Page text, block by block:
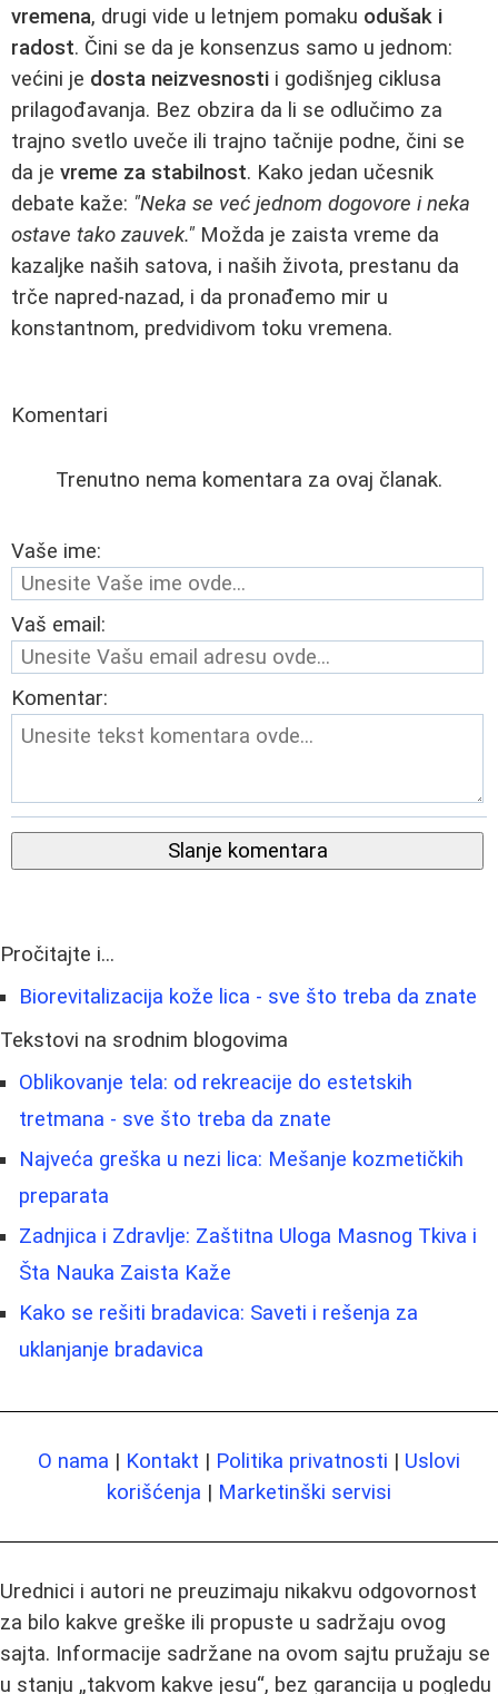
vremena, drugi vide u letnjem pomaku odušak i
radost. Čini se da je konsenzus samo u jednom:
većini je dosta neizvesnosti i godišnjeg ciklusa
prilagođavanja. Bez obzira da li se odlučimo za
trajno svetlo uveče ili trajno tačnije podne, čini se
da je vreme za stabilnost. Kako jedan učesnik
debate kaže: "Neka se već jednom dogovore i neka
ostave tako zauvek." Možda je zaista vreme da
kazaljke naših satova, i naših života, prestanu da
trče napred-nazad, i da pronađemo mir u
konstantnom, predvidivom toku vremena.
Komentari
Trenutno nema komentara za ovaj članak.
Vaše ime:
Vaš email:
Komentar:
Slanje komentara
Pročitajte i...
Biorevitalizacija kože lica - sve što treba da znate
Tekstovi na srodnim blogovima
Oblikovanje tela: od rekreacije do estetskih
tretmana - sve što treba da znate
Najveća greška u nezi lica: Mešanje kozmetičkih
preparata
Zadnjica i Zdravlje: Zaštitna Uloga Masnog Tkiva i
Šta Nauka Zaista Kaže
Kako se rešiti bradavica: Saveti i rešenja za
uklanjanje bradavica
O nama | Kontakt | Politika privatnosti | Uslovi
korišćenja | Marketinški servisi
Urednici i autori ne preuzimaju nikakvu odgovornost
za bilo kakve greške ili propuste u sadržaju ovog
sajta. Informacije sadržane na ovom sajtu pružaju se
u stanju „takvom kakve jesu“, bez garancija u pogledu